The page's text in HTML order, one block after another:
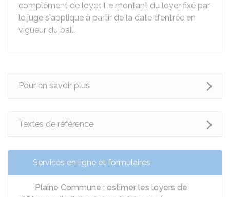
complément de loyer. Le montant du loyer fixé par
le juge s'applique à partir de la date d'entrée en
vigueur du bail.
Pour en savoir plus
Textes de référence
Services en ligne et formulaires
Plaine Commune : estimer les loyers de